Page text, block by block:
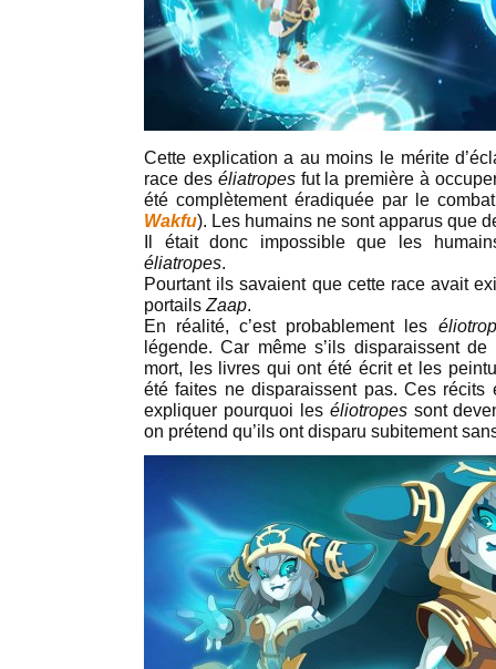
Cette explication a au moins le mérite
race des éliatropesfut la première à
été complètement éradiquée par le
Wakfu). Les humains ne sont apparus que
Il était donc impossible que les
éliatropes.
Pourtant ils savaient que cette race avait
portails Zaap.
En réalité, c’est probablement les
légende. Car même s’ils disparaissent
mort, les livres qui ont été écrit et les
été faites ne disparaissent pas. Ces récits
expliquer pourquoi les éliotropessont
on prétend qu’ils ont disparu subitement